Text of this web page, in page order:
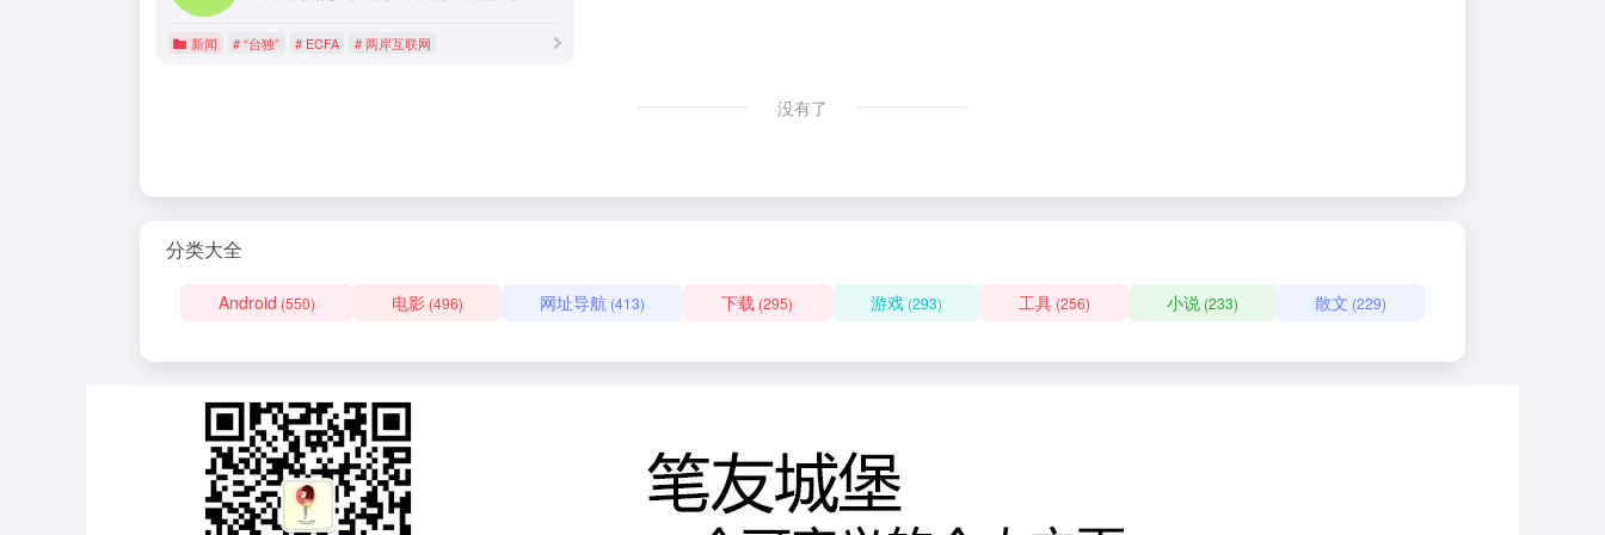
新闻 # “台独” # ECFA # 两岸互联网
没有了
分类大全
Android (550) 电影 (496) 网址导航 (413) 下载 (295) 游戏(293) 工具(256) 小说(233) 散文 (229)